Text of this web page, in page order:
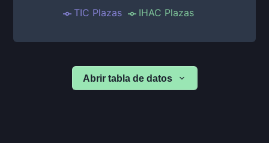
TIC Plazas IHAC Plazas
Abrir tabla de datos